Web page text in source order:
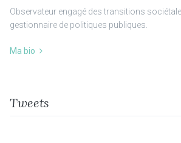
Observateur engagé des transitions
gestionnaire de politiques publiques.
Ma bio
Tweets